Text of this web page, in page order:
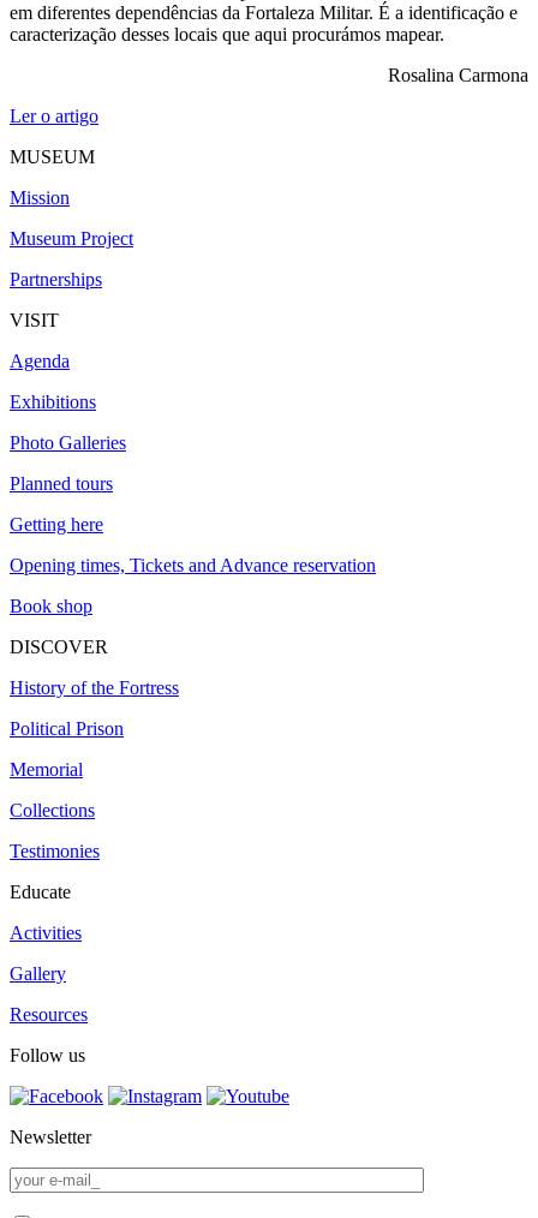
em diferentes dependências da Fortaleza Militar. É a identificação e
caracterização desses locais que aqui procurámos mapear.
Rosalina Carmona
Ler o artigo
MUSEUM
Mission
Museum Project
Partnerships
VISIT
Agenda
Exhibitions
Photo Galleries
Planned tours
Getting here
Opening times, Tickets and Advance reservation
Book shop
DISCOVER
History of the Fortress
Political Prison
Memorial
Collections
Testimonies
Educate
Activities
Gallery
Resources
Follow us
Newsletter